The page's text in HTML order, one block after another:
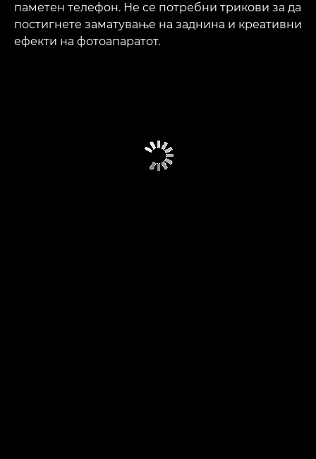
паметен телефон. Не се потребни трикови за да
постигнете заматување на заднина и креативни
ефекти на фотоапаратот.